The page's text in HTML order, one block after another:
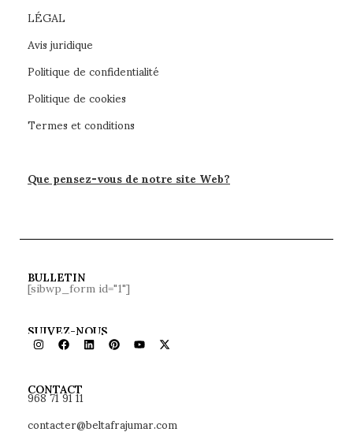
LÉGAL
Avis juridique
Politique de confidentialité
Politique de cookies
Termes et conditions
Que pensez-vous de notre site Web?
BULLETIN
[sibwp_form id="1"]
SUIVEZ-NOUS
CONTACT
968 71 91 11
contacter@beltafrajumar.com